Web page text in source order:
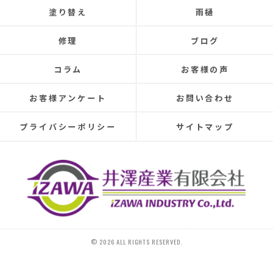
塗り替え 雨樋
修理 ブログ
コラム お客様の声
お客様アンケート お問い合わせ
プライバシーポリシー サイトマップ
© 2026 ALL RIGHTS RESERVED.